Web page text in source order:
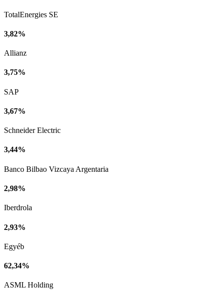
TotalEnergies SE
3,82%
Allianz
3,75%
SAP
3,67%
Schneider Electric
3,44%
Banco Bilbao Vizcaya Argentaria
2,98%
Iberdrola
2,93%
Egyéb
62,34%
ASML Holding